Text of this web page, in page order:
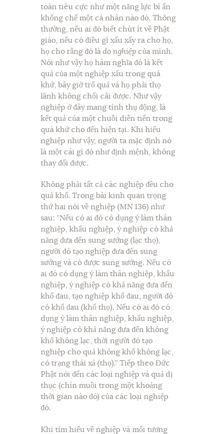
toàn tiêu cực như một năng lực bí ẩn
khống chế một cá nhân nào đó. Thông
thường, nếu ai đó biết chút ít về Phật
giáo, nếu có điều gì xấu xẩy ra cho họ,
họ cho rằng đó là do nghiệp của mình.
Nói như vậy họ hàm nghĩa đó là kết
quả của một nghiệp xấu trong quá
khứ, bây giờ trổ quả và họ phải thọ
lãnh không chối cãi được. Như vậy
nghiệp ở đây mang tính thụ động, là
kết quả của một chuỗi diễn tiến trong
quá khứ cho đến hiện tại. Khi hiểu
nghiệp như vậy, người ta mặc định nó
là một cái gì đó như định mệnh, không
thay đổi được.
Không phải tất cả các nghiệp đều cho
quả khổ. Trong bài kinh quan trọng
thứ hai nói về nghiệp (MN 136) như
sau: “Nếu có ai đó có dụng ý làm thân
nghiệp, khẩu nghiệp, ý nghiệp có khả
năng đưa đến sung sướng (lạc thọ),
người đó tạo nghiệp đưa đến sung
sướng và có được sung sướng. Nếu có
ai đó có dụng ý làm thân nghiệp, khẩu
nghiệp, ý nghiệp có khả năng đưa đến
khổ đau, tạo nghiệp khổ đau, người đó
có khổ đau (khổ thọ). Nếu có ai đó có
dụng ý làm thân nghiệp, khẩu nghiệp,
ý nghiệp có khả năng đưa đến không
khổ không lạc, thời người đó tạo
nghiệp cho quả không khổ không lạc,
có trạng thái xả (thọ).” Tiếp theo Đức
Phật nói đến các loại nghiệp và quả dị
thục (chín muồi trong một khoảng
thời gian nào đó) của các loại nghiệp
đó.
Khi tìm hiểu về nghiệp và mối tương